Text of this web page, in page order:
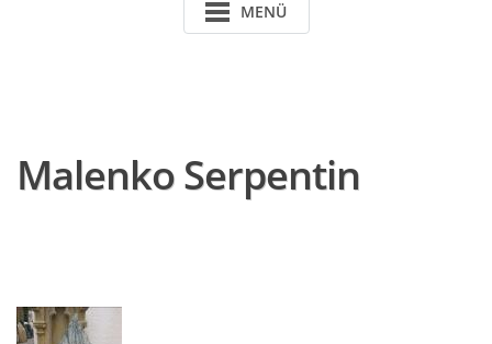
MENÜ
Malenko Serpentin